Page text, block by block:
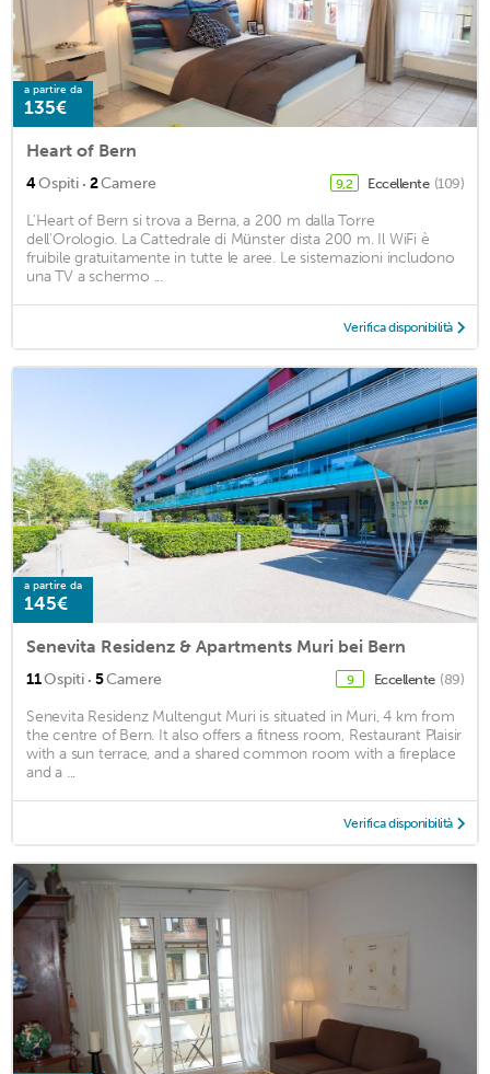
a partire da
135€
Heart of Bern
4Ospiti · 2Camere 9,2 Eccellente (109)
L'Heart of Bern si trova a Berna, a 200 m dalla Torre
dell'Orologio. La Cattedrale di Münster dista 200 m. Il WiFi è
fruibile gratuitamente in tutte le aree. Le sistemazioni includono
una TV a schermo ...
Verifica disponibilità
a partire da
145€
Senevita Residenz & Apartments Muri bei Bern
11Ospiti · 5Camere 9 Eccellente (89)
Senevita Residenz Multengut Muri is situated in Muri, 4 km from
the centre of Bern. It also offers a fitness room, Restaurant Plaisir
with a sun terrace, and a shared common room with a fireplace
and a ...
Verifica disponibilità